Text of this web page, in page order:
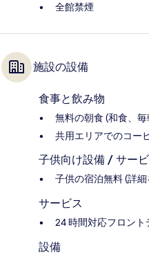
全館禁煙
施設の設備
食事と飲み物
無料の朝食 (和食、
共用エリアでのコー
子供向け設備 / サー
子供の宿泊無料 (詳
サービス
24 時間対応フロント
設備